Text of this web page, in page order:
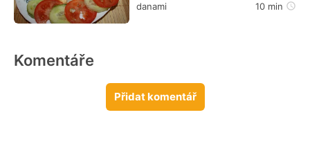
danami
10 min
Komentáře
Přidat komentář